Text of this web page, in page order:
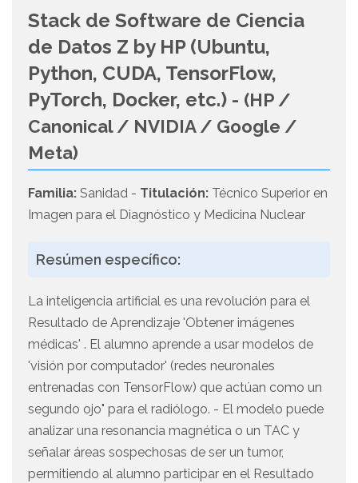
Stack de Software de Ciencia
de Datos Z by HP (Ubuntu,
Python, CUDA, TensorFlow,
PyTorch, Docker, etc.) - (HP /
Canonical / NVIDIA / Google /
Meta)
Familia: Sanidad - Titulación: Técnico Superior en
Imagen para el Diagnóstico y Medicina Nuclear
Resúmen específico:
La inteligencia artificial es una revolución para el
Resultado de Aprendizaje 'Obtener imágenes
médicas' . El alumno aprende a usar modelos de
'visión por computador' (redes neuronales
entrenadas con TensorFlow) que actúan como un
segundo ojo" para el radiólogo. - El modelo puede
analizar una resonancia magnética o un TAC y
señalar áreas sospechosas de ser un tumor,
permitiendo al alumno participar en el Resultado